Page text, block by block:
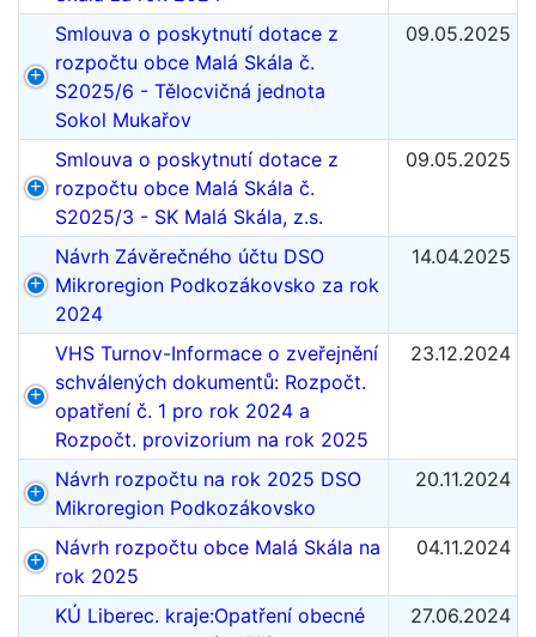
Smlouva o poskytnutí dotace z
rozpočtu obce Malá Skála č.
S2025/6 - Tělocvičná jednota
Sokol Mukařov
09.05.2025
Smlouva o poskytnutí dotace z
rozpočtu obce Malá Skála č.
S2025/3 - SK Malá Skála, z.s.
09.05.2025
Návrh Závěrečného účtu DSO
Mikroregion Podkozákovsko za rok
2024
14.04.2025
VHS Turnov-Informace o zveřejnění
schválených dokumentů: Rozpočt.
opatření č. 1 pro rok 2024 a
Rozpočt. provizorium na rok 2025
23.12.2024
Návrh rozpočtu na rok 2025 DSO
Mikroregion Podkozákovsko
20.11.2024
Návrh rozpočtu obce Malá Skála na
rok 2025
04.11.2024
KÚ Liberec. kraje:Opatření obecné
27.06.2024